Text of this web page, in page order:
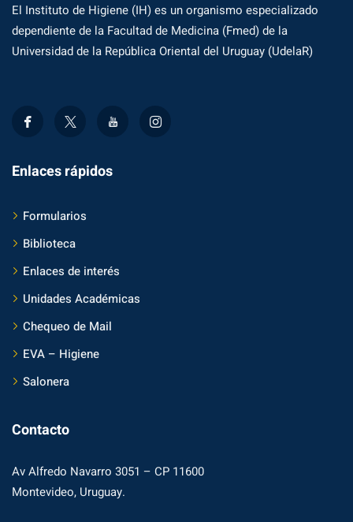
El Instituto de Higiene (IH) es un organismo especializado
dependiente de la Facultad de Medicina (Fmed) de la
Universidad de la República Oriental del Uruguay (UdelaR)
Enlaces rápidos
Formularios
Biblioteca
Enlaces de interés
Unidades Académicas
Chequeo de Mail
EVA – Higiene
Salonera
Contacto
Av Alfredo Navarro 3051 – CP 11600
Montevideo, Uruguay.